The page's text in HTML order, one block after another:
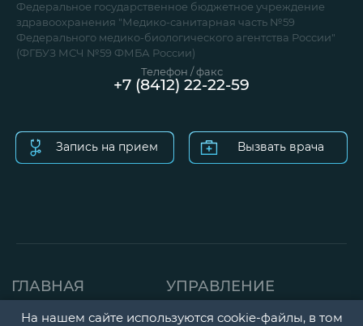
Федеральное государственное бюджетное учреждение
здравоохранения "Медико-санитарная часть №59
Федерального медико-биологического агентства России"
(ФГБУЗ МСЧ №59 ФМБА России)
ГЛАВНАЯ
УПРАВЛЕНИЕ
ДЕТСКАЯ
Запись на прием Вызвать врача
Телефон / факс
+7 (8412) 22-22-59
На нашем сайте используются cookie-файлы, в том